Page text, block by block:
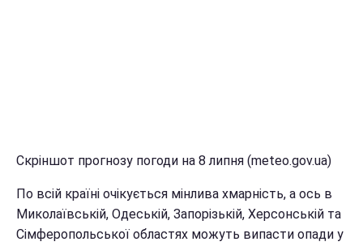
Скріншот прогнозу погоди на 8 липня (meteo.gov.ua)
По всій країні очікується мінлива хмарність, а ось в
Миколаївській, Одеській, Запорізькій, Херсонській та
Сімферопольської областях можуть випасти опади у